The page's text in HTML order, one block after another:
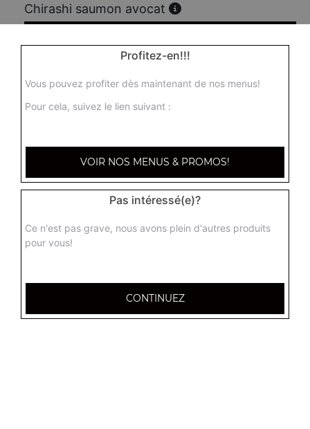
Chirashi saumon avocat
Profitez-en!!!
Vous pouvez profiter dès maintenant de nos menus!
Pour cela, suivez le lien suivant :
VOIR NOS MENUS & PROMOS!
Pas intéressé(e)?
Ce n'est pas grave, nous avons plein d'autres produits
pour vous!
CONTINUEZ